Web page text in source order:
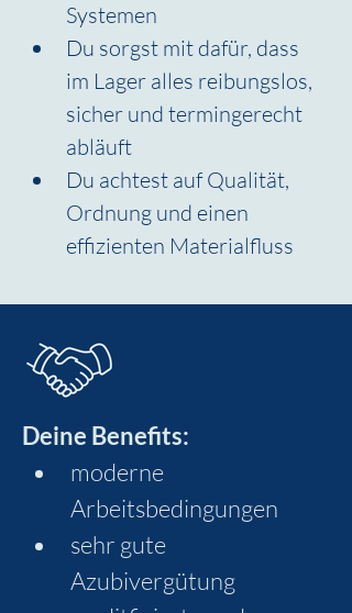
Systemen
Du sorgst mit dafür, dass
im Lager alles reibungslos,
sicher und termingerecht
abläuft
Du achtest auf Qualität,
Ordnung und einen
effizienten Materialfluss
Deine Benefits:
moderne
Arbeitsbedingungen
sehr gute
Azubivergütung